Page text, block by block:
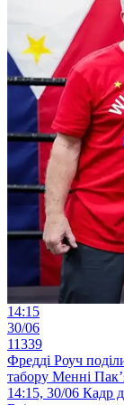
14:15
30/06
11339
Фредді Роуч
табору Менні
14:15, 30/06 Кадр